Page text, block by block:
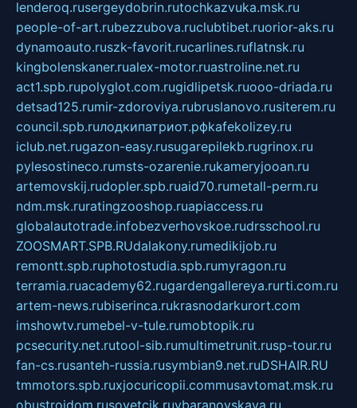
lenderoq.rusergeydobrin.rutochkazvuka.msk.ru
people-of-art.rubezzubova.ruclubtibet.ruorior-aks.ru
dynamoauto.ruszk-favorit.rucarlines.ruflatnsk.ru
kingbolenskaner.rualex-motor.ruastroline.net.ru
act1.spb.rupolyglot.com.rugidlipetsk.ruooo-driada.ru
detsad125.rumir-zdoroviya.rubruslanovo.rusiterem.ru
council.spb.ruлодкипатриот.рфkafekolizey.ru
iclub.net.rugazon-easy.rusugarepilekb.rugrinox.ru
pylesostineco.rumsts-ozarenie.rukameryjooan.ru
artemovskij.rudopler.spb.ruaid70.rumetall-perm.ru
ndm.msk.ruratingzooshop.ruapiaccess.ru
globalautotrade.infobezverhovskoe.rudrsschool.ru
ZOOSMART.SPB.RUdalakony.rumedikijob.ru
remontt.spb.ruphotostudia.spb.rumyragon.ru
terramia.ruacademy62.rugardengallereya.rurti.com.ru
artem-news.rubiserinca.rukrasnodarkurort.com
imshowtv.rumebel-v-tule.rumobtopik.ru
pcsecurity.net.rutool-sib.rumultimetrunit.rusp-tour.ru
fan-cs.rusanteh-russia.rusymbian9.net.ruDSHAIR.RU
tmmotors.spb.ruxjocuricopii.commusavtomat.msk.ru
obustrojdom.rusovetcik.ruybaranovskaya.ru